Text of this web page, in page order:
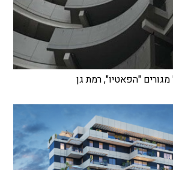
"הפאטיו", רמת גן